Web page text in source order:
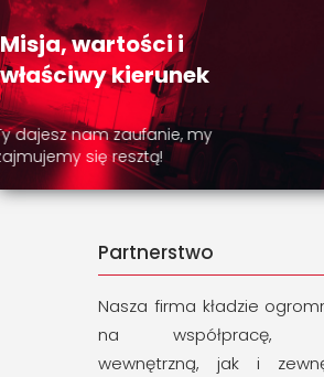
Misja, wartości i
właściwy kierunek
Ty dajesz nam zaufanie, my
zajmujemy się resztą!
Partnerstwo
Nasza firma kładzie
na współpracę,
wewnętrzną, jak i